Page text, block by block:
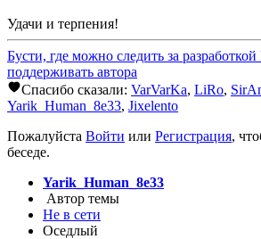
Удачи и терпения!
Бусти, где можно следить за
поддерживать автора
Спасибо сказали: VarVarKa, LiRo,
Yarik_Human_8e33, Jixelento
Пожалуйста Войти или Регистрация,
беседе.
Yarik_Human_8e33
Автор темы
Не в сети
Оседлый